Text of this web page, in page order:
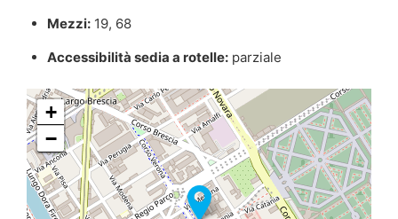
Mezzi:19, 68
Accessibilità sedia a rotelle:parziale
+
−